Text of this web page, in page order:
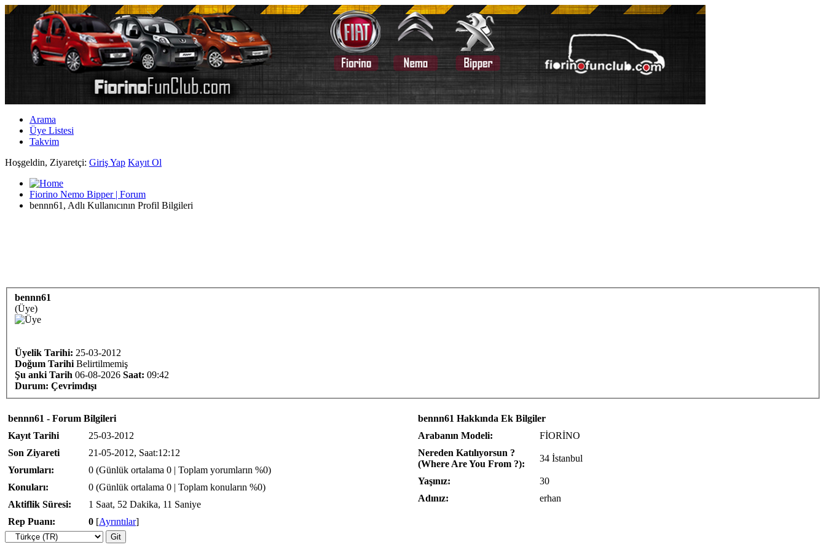
Arama
Üye Listesi
Takvim
Hoşgeldin, Ziyaretçi: Giriş Yap Kayıt Ol
Fiorino Nemo Bipper | Forum
bennn61, Adlı Kullanıcının Profil Bilgileri
bennn61
(Üye)
Üyelik Tarihi: 25-03-2012
Doğum Tarihi Belirtilmemiş
Şu anki Tarih 06-08-2026 Saat: 09:42
Durum: Çevrimdışı
bennn61 - Forum Bilgileri
Kayıt Tarihi
25-03-2012
Son Ziyareti
21-05-2012, Saat:12:12
Yorumları:
0 (Günlük ortalama 0 | Toplam yorumların %0)
Konuları:
0 (Günlük ortalama 0 | Toplam konuların %0)
Aktiflik Süresi:
1 Saat, 52 Dakika, 11 Saniye
Rep Puanı:
0 [Ayrıntılar]
bennn61 Hakkında Ek Bilgiler
Arabanın Modeli:
FİORİNO
Nereden Katılıyorsun ?
(Where Are You From ?):
34 İstanbul
Yaşınız:
30
Adınız:
erhan